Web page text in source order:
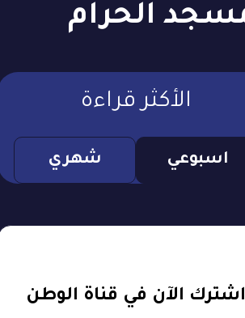
الأكثر قراءة
اسبوعي شهري
اشترك الآن في قناة الوطن